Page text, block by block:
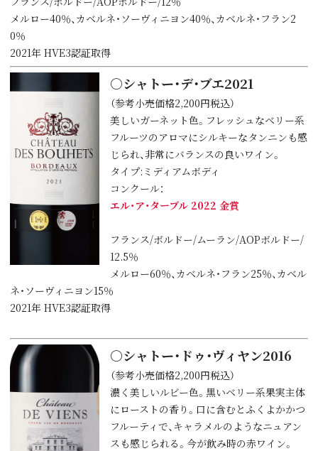
メルロー40％、カベルネ・ソーヴィニヨン40％、カベルネ・フラン2
0％
2021年 HVE3認証取得
○シャトー・デ・ブエ2021
（参考小売価格2,200円税込）
美しいガーネット色。フレッシュなベリー系
フルーツのアロマにシルキーなタンニンも感
じられ、非常にバランスの良いワイン。
タイプ:ミディアムボディ
コンクール：
エル・ア・ターブル 2022 金賞
フランス/ボルドー/ムーラン/AOPボルドー/
12.5％
メルロー60％、カベルネ・フラン25％、カベル
ネ・ソーヴィニヨン15％
2021年 HVE3認証取得
○シャトー・ドゥ・ヴィヤン2016
（参考小売価格2,200円税込）
濃く美しいルビー色。黒いベリー系果実主体
にローストの香り。口に含むとふくよかかつ
フルーティで、キャラメルのようなニュアン
スも感じられる。今が飲み時の赤ワイン。